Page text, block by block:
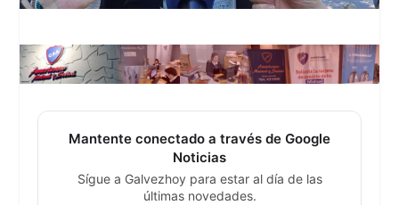
Mantente conectado a través de Google
Noticias
Sígue a Galvezhoy para estar al día de las
últimas novedades.